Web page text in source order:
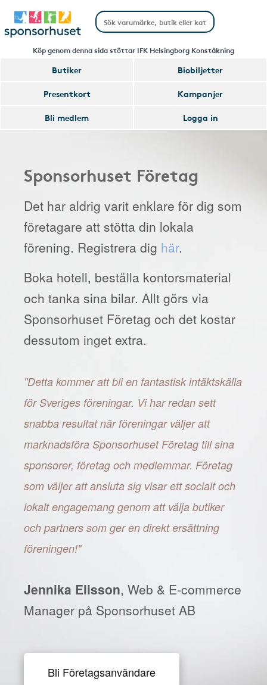
Köp genom denna sida stöttar IFK Helsingborg Konståkning
Butiker
Biobiljetter
Presentkort
Kampanjer
Bli medlem
Logga in
Sponsorhuset Företag
Det har aldrig varit enklare för dig som
företagare att stötta din lokala
förening. Registrera dig här.
Boka hotell, beställa kontorsmaterial
och tanka sina bilar. Allt görs via
Sponsorhuset Företag och det kostar
dessutom inget extra.
"Detta kommer att bli en fantastisk intäktskälla
för Sveriges föreningar. Vi har redan sett
snabba resultat när föreningar väljer att
marknadsföra Sponsorhuset Företag till sina
sponsorer, företag och medlemmar. Företag
som väljer att ansluta sig visar ett socialt och
lokalt engagemang genom att välja butiker
och partners som ger en direkt ersättning
föreningen!"
Jennika Elisson, Web & E-commerce
Manager på Sponsorhuset AB
Bli Företagsanvändare